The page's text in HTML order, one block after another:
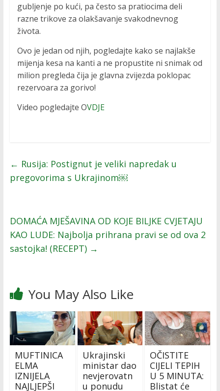
gubljenje po kući, pa često sa pratiocima deli
razne trikove za olakšavanje svakodnevnog
života.
Ovo je jedan od njih, pogledajte kako se najlakše
mijenja kesa na kanti a ne propustite ni snimak od
milion pregleda čija je glavna zvijezda poklopac
rezervoara za gorivo!
Video pogledajte OVDJE
← Rusija: Postignut je veliki napredak u
pregovorima s Ukrajinom￼
DOMAĆA MJEŠAVINA OD KOJE BILJKE CVJETAJU
KAO LUDE: Najbolja prihrana pravi se od ova 2
sastojka! (RECEPT) →
You May Also Like
MUFTINICA
ELMA
IZNIJELA
NAJLJEPŠI
Ukrajinski
ministar dao
nevjerovatn
u ponudu
OČISTITE
CIJELI TEPIH
U 5 MINUTA:
Blistat će